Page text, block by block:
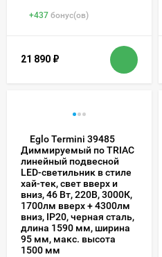
+437 бонус(ов)
21 890 ₽
Eglo Termini 39485
Диммируемый по TRIAC
линейный подвесной
LED-светильник в стиле
хай-тек, свет вверх и
вниз, 46 Вт, 220В, 3000К,
1700лм вверх + 4300лм
вниз, IP20, черная сталь,
длина 1590 мм, ширина
95 мм, макс. высота
1500 мм